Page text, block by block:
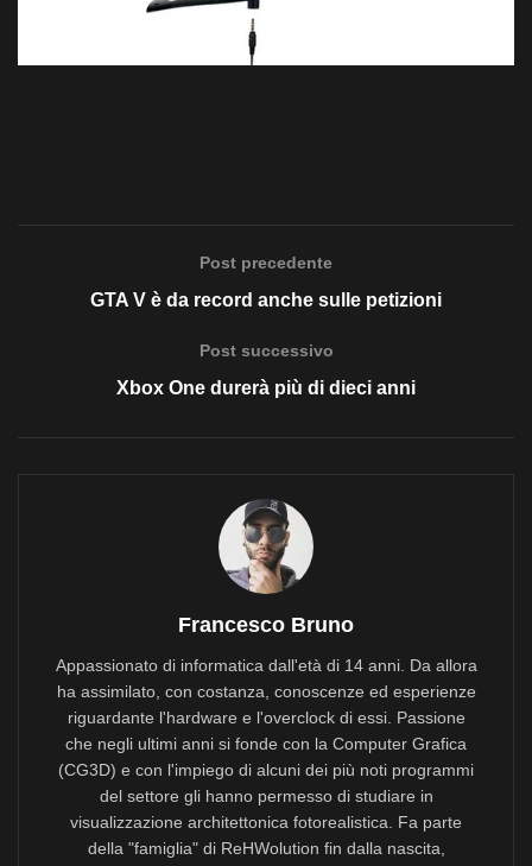
Post precedente
GTA V è da record anche sulle petizioni
Post successivo
Xbox One durerà più di dieci anni
Francesco Bruno
Appassionato di informatica dall'età di 14 anni. Da allora
ha assimilato, con costanza, conoscenze ed esperienze
riguardante l'hardware e l'overclock di essi. Passione
che negli ultimi anni si fonde con la Computer Grafica
(CG3D) e con l'impiego di alcuni dei più noti programmi
del settore gli hanno permesso di studiare in
visualizzazione architettonica fotorealistica. Fa parte
della "famiglia" di ReHWolution fin dalla nascita,